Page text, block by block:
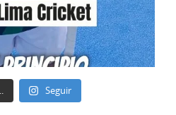
Seguir